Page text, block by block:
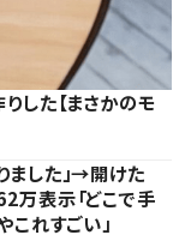
した【まさかのモ
ました」→開けた
表示「どこで手
これすごい」